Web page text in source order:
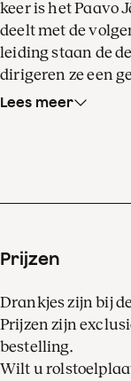
keer is het Paavo
deelt met de
leiding staan de
dirigeren ze een
symfonische
meer wil weten
dichtbij
Jong talent aan
kandidaten.
Christian
Lees meer
Prijzen
Drankjes zijn bij
Prijzen zijn
bestelling.
Wilt u